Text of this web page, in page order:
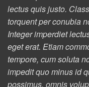
lectus quis justo.
torquent per conubia
Integer imperdiet
eget erat. Etiam
tempore, cum soluta
impedit quo minus id
possimus, omnis